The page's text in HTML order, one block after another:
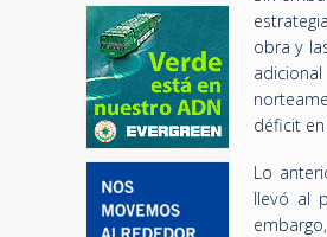
obra y
déficit
Lo
llevó al